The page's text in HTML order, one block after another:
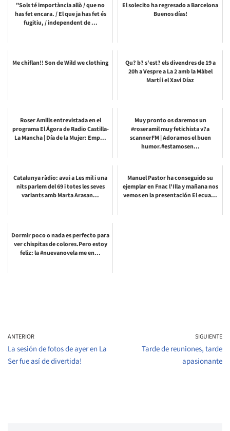
"Sols té importància allò / que no
has fet encara. / El que ja has fet és
fugitiu, / independent de ...
El solecito ha regresado a Barcelona
Buenos días!
Me chiflan!! Son de Wild we clothing
Qu? b? s'est? els divendres de 19 a
20h a Vespre a La 2 amb la Màbel
Martí i el Xavi Díaz
Roser Amills entrevistada en el
programa El Ágora de Radio Castilla-
La Mancha | Día de la Mujer: Emp...
Muy pronto os daremos un
#roseramil muy fetichista v?a
scannerFM | Adoramos el buen
humor.#estamosen...
Catalunya ràdio: avui a Les mil i una
nits parlem del 69 i totes les seves
variants amb Marta Arasan...
Manuel Pastor ha conseguido su
ejemplar en Fnac l'Illa y mañana nos
vemos en la presentación El ecua...
Dormir poco o nada es perfecto para
ver chispitas de colores.Pero estoy
feliz: la #nuevanovela me en...
ANTERIOR
La sesión de fotos de ayer en La
Ser fue así de divertida!
SIGUIENTE
Tarde de reuniones, tarde
apasionante